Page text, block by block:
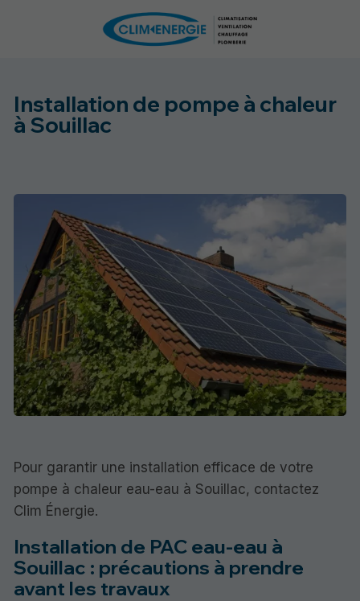
Installation de pompe à chaleur
à Souillac
Pour garantir une installation efficace de votre
pompe à chaleur eau-eau à Souillac, contactez
Clim Énergie.
Installation de PAC eau-eau à
Souillac : précautions à prendre
avant les travaux